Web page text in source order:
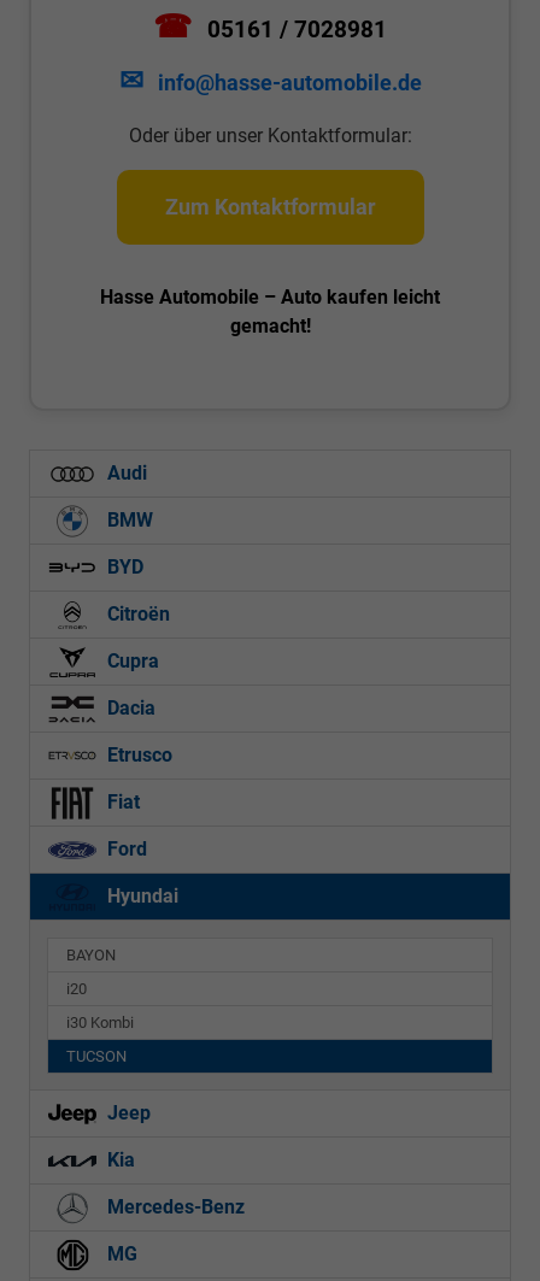
☎ 05161 / 7028981
✉ info@hasse-automobile.de
Oder über unser Kontaktformular:
Zum Kontaktformular
Hasse Automobile – Auto kaufen leicht
gemacht!
Audi
BMW
BYD
Citroën
Cupra
Dacia
Etrusco
Fiat
Ford
Hyundai
BAYON
i20
i30 Kombi
TUCSON
Jeep
Kia
Mercedes-Benz
MG